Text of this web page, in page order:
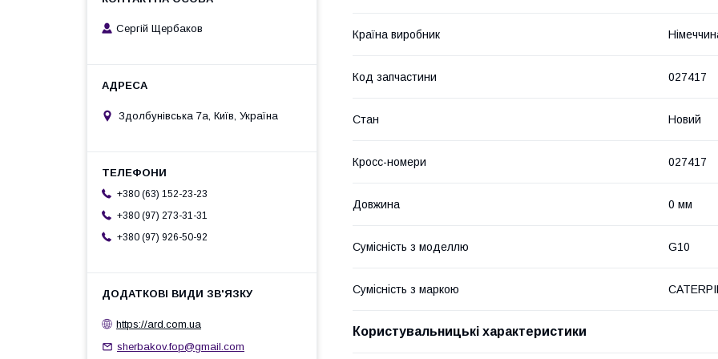
Країна виробник
Код запчастини 027417
Стан Новий
Кросс-номери 027417
Довжина 0 мм
Сумісність з моделлю G10
Сумісність з маркою
Користувальницькі характеристики
Сергій Щербаков
Здолбунівська 7а, Київ, Україна
+380 (63) 152-23-23
+380 (97) 273-31-31
+380 (97) 926-50-92
https://ard.com.ua
sherbakov.fop@gmail.com